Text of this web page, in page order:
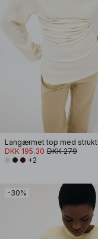
DKK 195.30 DKK 279
+2
-30%